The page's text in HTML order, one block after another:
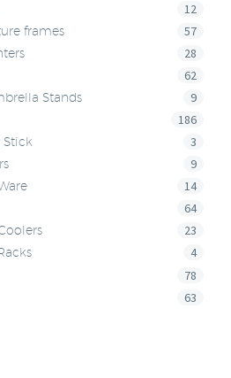
12
frames 57
28
62
Stands 9
186
Stick 3
9
14
64
23
4
78
63